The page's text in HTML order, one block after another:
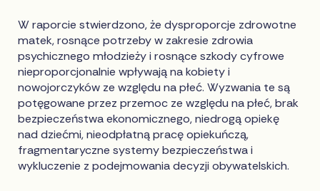
W raporcie stwierdzono, że dysproporcje zdrowotne
matek, rosnące potrzeby w zakresie zdrowia
psychicznego młodzieży i rosnące szkody cyfrowe
nieproporcjonalnie wpływają na kobiety i
nowojorczyków ze względu na płeć. Wyzwania te są
potęgowane przez przemoc ze względu na płeć, brak
bezpieczeństwa ekonomicznego, niedrogą opiekę
nad dziećmi, nieodpłatną pracę opiekuńczą,
fragmentaryczne systemy bezpieczeństwa i
wykluczenie z podejmowania decyzji obywatelskich.